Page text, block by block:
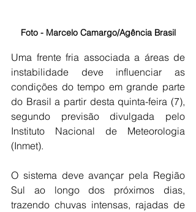
Foto - Marcelo Camargo/Agência Brasil
Uma frente fria associada a áreas de
instabilidade deve influenciar as
condições do tempo em grande parte
do Brasil a partir desta quinta-feira (7),
segundo previsão divulgada pelo
Instituto Nacional de Meteorologia
(Inmet).
O sistema deve avançar pela Região
Sul ao longo dos próximos dias,
trazendo chuvas intensas, rajadas de